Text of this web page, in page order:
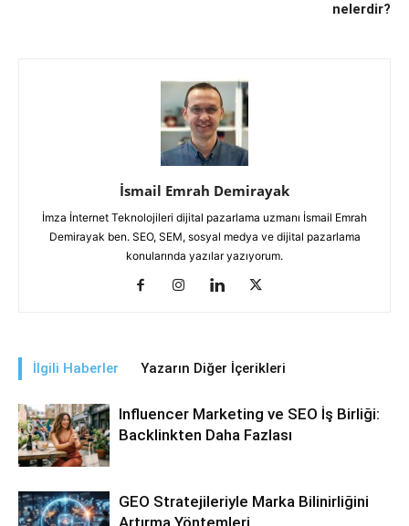
nelerdir?
İsmail Emrah Demirayak
İmza İnternet Teknolojileri dijital pazarlama uzmanı İsmail Emrah
Demirayak ben. SEO, SEM, sosyal medya ve dijital pazarlama
konularında yazılar yazıyorum.
İlgili Haberler Yazarın Diğer İçerikleri
Influencer Marketing ve SEO İş Birliği:
Backlinkten Daha Fazlası
GEO Stratejileriyle Marka Bilinirliğini